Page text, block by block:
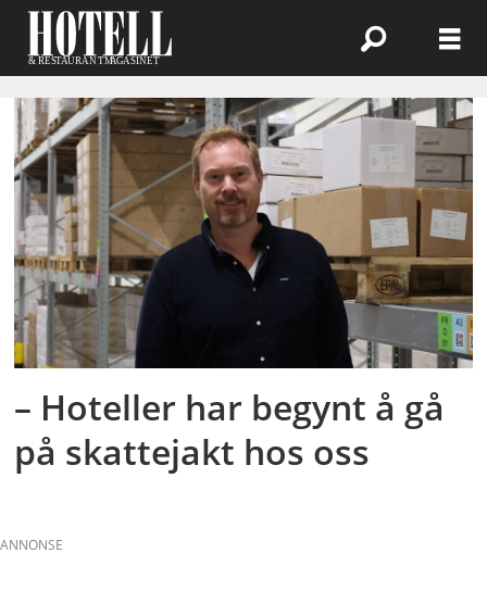
Emne:
plateful
– Hoteller har begynt å gå
på skattejakt hos oss
ANNONSE